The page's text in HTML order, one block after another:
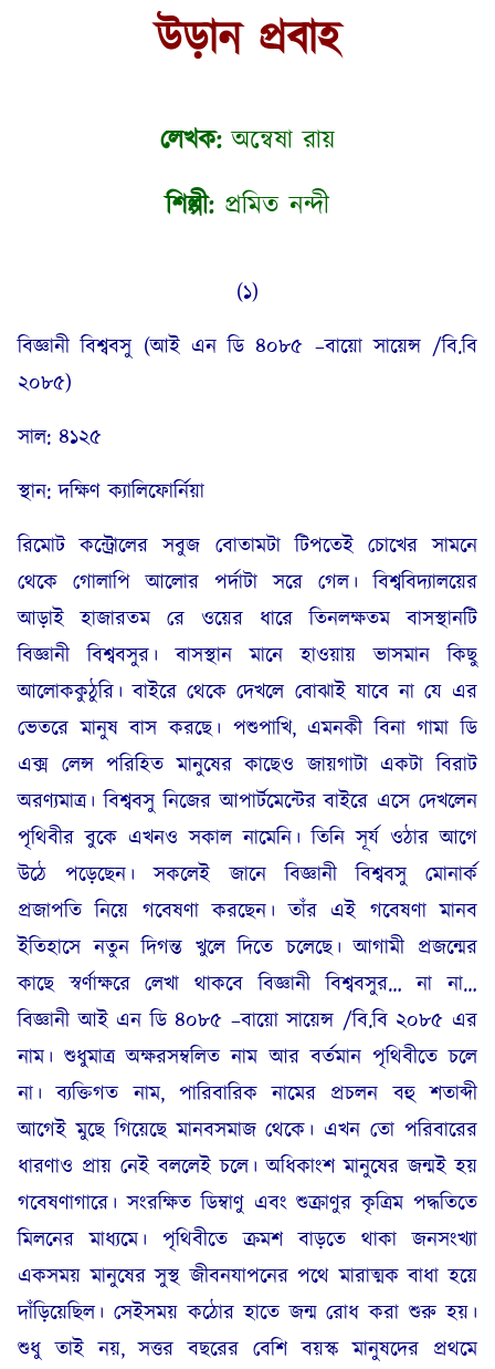
উড়ান প্রবাহ
লেখক: অন্বেষা রায়
শিল্পী: প্রমিত নন্দী
(১)
বিজ্ঞানী বিশ্ববসু (আই এন ডি ৪০৮৫ –বায়ো সায়েন্স /বি.বি
২০৮৫)
সাল: ৪১২৫
স্থান: দক্ষিণ ক্যালিফোর্নিয়া
রিমোট কন্ট্রোলের সবুজ বোতামটা টিপতেই চোখের সামনে
থেকে গোলাপি আলোর পর্দাটা সরে গেল। বিশ্ববিদ্যালয়ের
আড়াই হাজারতম রে ওয়ের ধারে তিনলক্ষতম বাসস্থানটি
বিজ্ঞানী বিশ্ববসুর। বাসস্থান মানে হাওয়ায় ভাসমান কিছু
আলোককুঠুরি। বাইরে থেকে দেখলে বোঝাই যাবে না যে এর
ভেতরে মানুষ বাস করছে। পশুপাখি, এমনকী বিনা গামা ডি
এক্স লেন্স পরিহিত মানুষের কাছেও জায়গাটা একটা বিরাট
অরণ্যমাত্র। বিশ্ববসু নিজের আপার্টমেন্টের বাইরে এসে দেখলেন
পৃথিবীর বুকে এখনও সকাল নামেনি। তিনি সূর্য ওঠার আগে
উঠে পড়েছেন। সকলেই জানে বিজ্ঞানী বিশ্ববসু মোনার্ক
প্রজাপতি নিয়ে গবেষণা করছেন। তাঁর এই গবেষণা মানব
ইতিহাসে নতুন দিগন্ত খুলে দিতে চলেছে। আগামী প্রজন্মের
কাছে স্বর্ণাক্ষরে লেখা থাকবে বিজ্ঞানী বিশ্ববসুর… না না…
বিজ্ঞানী আই এন ডি ৪০৮৫ –বায়ো সায়েন্স /বি.বি ২০৮৫ এর
নাম। শুধুমাত্র অক্ষরসম্বলিত নাম আর বর্তমান পৃথিবীতে চলে
না। ব্যক্তিগত নাম, পারিবারিক নামের প্রচলন বহু শতাব্দী
আগেই মুছে গিয়েছে মানবসমাজ থেকে। এখন তো পরিবারের
ধারণাও প্রায় নেই বললেই চলে। অধিকাংশ মানুষের জন্মই হয়
গবেষণাগারে। সংরক্ষিত ডিম্বাণু এবং শুক্রাণুর কৃত্রিম পদ্ধতিতে
মিলনের মাধ্যমে। পৃথিবীতে ক্রমশ বাড়তে থাকা জনসংখ্যা
একসময় মানুষের সুস্থ জীবনযাপনের পথে মারাত্মক বাধা হয়ে
দাঁড়িয়েছিল। সেইসময় কঠোর হাতে জন্ম রোধ করা শুরু হয়।
শুধু তাই নয়, সত্তর বছরের বেশি বয়স্ক মানুষদের প্রথমে